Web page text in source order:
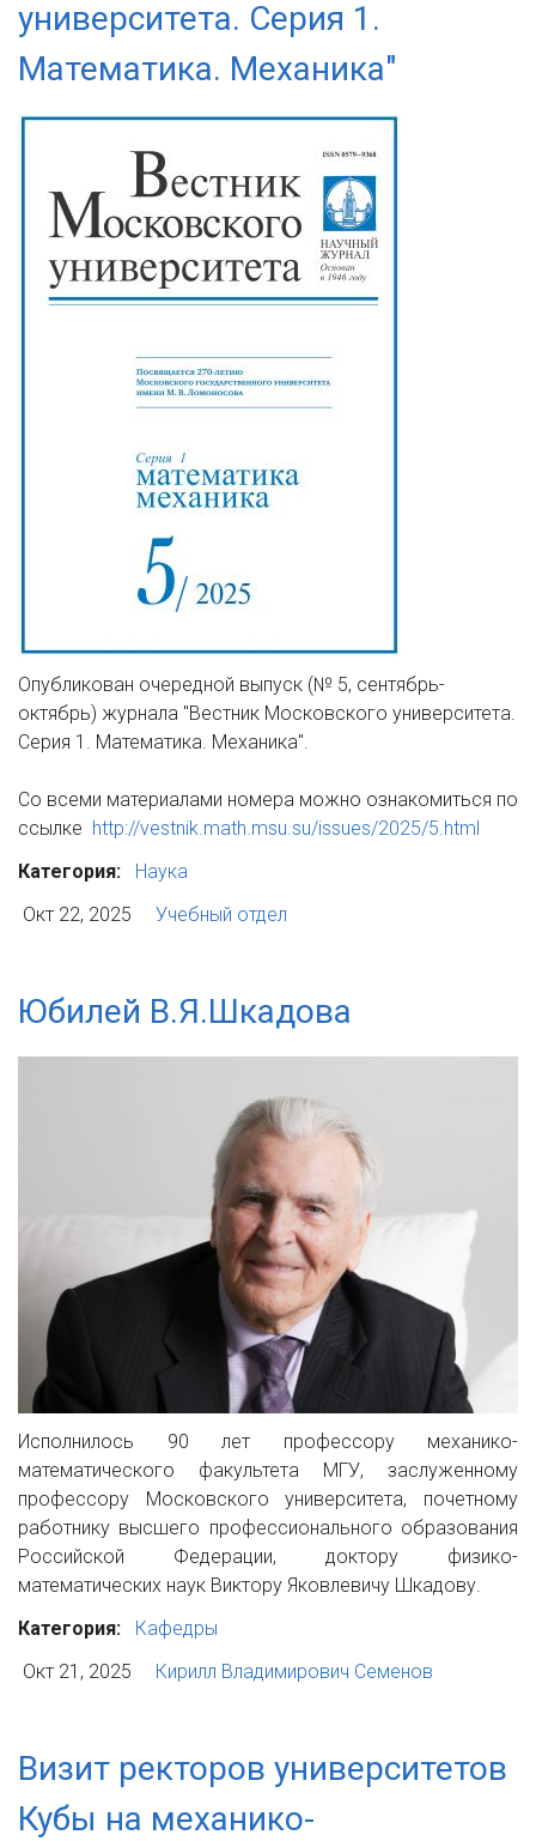
университета. Серия 1.
Математика. Механика"
Опубликован очередной выпуск (№ 5, сентябрь-
октябрь) журнала "Вестник Московского университета.
Серия 1. Математика. Механика".
Со всеми материалами номера можно ознакомиться по
ссылке http://vestnik.math.msu.su/issues/2025/5.html
Категория:
Наука
Окт 22, 2025
Учебный отдел
Юбилей В.Я.Шкадова
Исполнилось 90 лет профессору механико-
математического факультета МГУ, заслуженному
профессору Московского университета, почетному
работнику высшего профессионального образования
Российской Федерации, доктору физико-
математических наук Виктору Яковлевичу Шкадову.
Категория:
Кафедры
Окт 21, 2025
Кирилл Владимирович Семенов
Визит ректоров университетов
Кубы на механико-